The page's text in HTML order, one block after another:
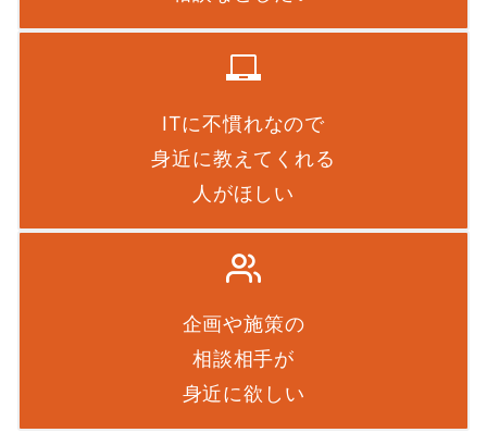
ITに不慣れなので
身近に教えてくれる
人がほしい
企画や施策の
相談相手が
身近に欲しい